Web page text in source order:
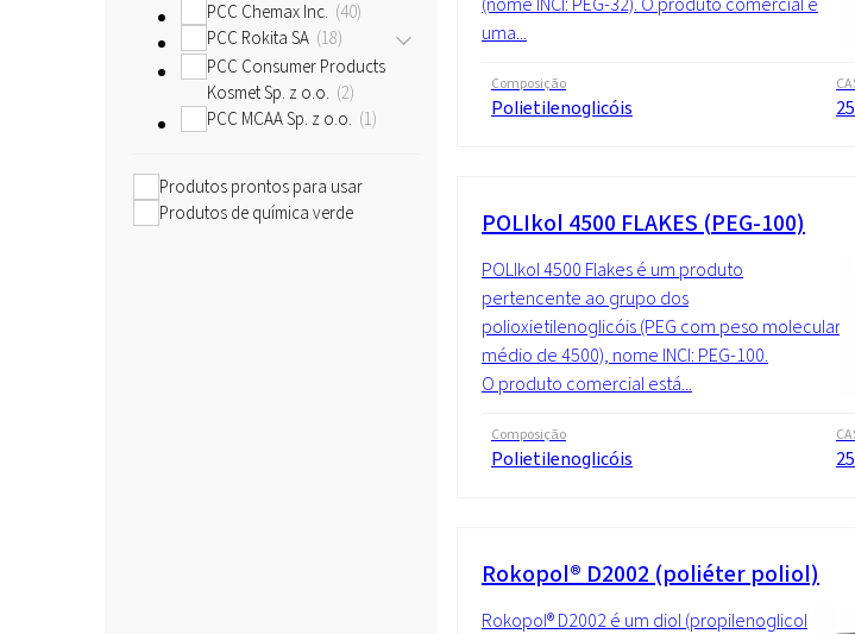
PCC Chemax Inc. 40
PCC Rokita SA 18
PCC Consumer Products
Kosmet Sp. z o.o. 2
PCC MCAA Sp. z o.o. 1
Produtos prontos para usar
Produtos de química verde
uma...
Composição
Polietilenoglicóis
POLIkol 4500 FLAKES (PEG-100)
POLIkol 4500 Flakes é um produto
pertencente ao grupo dos
polioxietilenoglicóis (PEG com peso molecular
médio de 4500), nome INCI: PEG-100.
O produto comercial está...
Composição
Polietilenoglicóis
Rokopol® D2002 (poliéter poliol)
Rokopol® D2002 é um diol (propilenoglicol